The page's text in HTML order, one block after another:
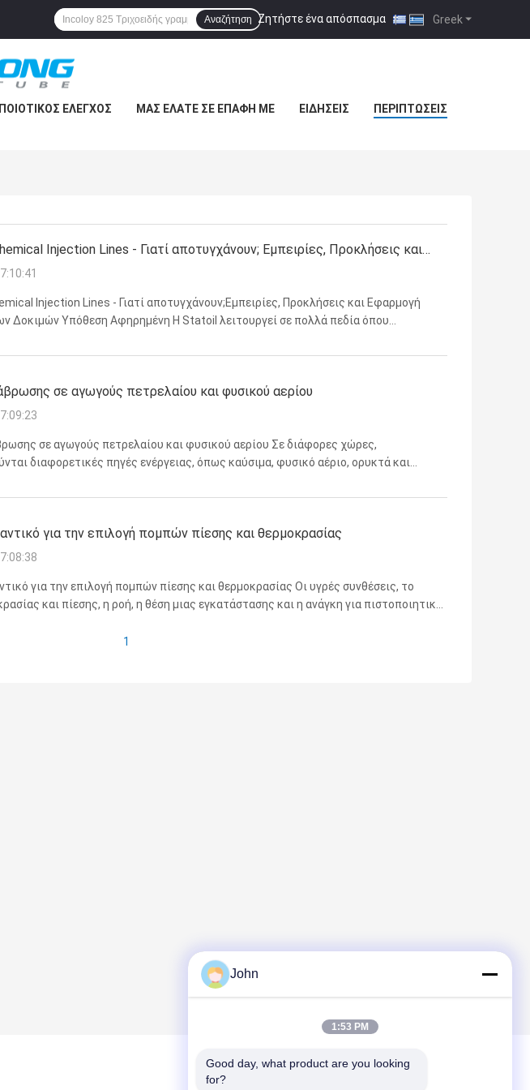
Greek
Ζητήστε ένα απόσπασμα |
Αναζήτηση
ΠΟΙΟΤΙΚΌΣ ΈΛΕΓΧΟΣ ΜΑΣ ΕΛΆΤΕ ΣΕ ΕΠΑΦΉ ΜΕ ΕΙΔΉΣΕΙΣ ΠΕΡΙΠΤΏΣΕΙΣ
Injection Lines - Γιατί αποτυγχάνουν; Εμπειρίες, Προκλήσεις και
Μεθόδων Δοκιμών
Injection Lines - Γιατί αποτυγχάνουν;Εμπειρίες, Προκλήσεις και Εφαρμογή
Δοκιμών Υπόθεση Αφηρημένη Η Statoil λειτουργεί σε πολλά πεδία όπου
της βαλβίδας ασφαλείας από ...
σε αγωγούς πετρελαίου και φυσικού αερίου
σε αγωγούς πετρελαίου και φυσικού αερίου Σε διάφορες χώρες,
διαφορετικές πηγές ενέργειας, όπως καύσιμα, φυσικό αέριο, ορυκτά και
την υποστήριξη της ζωής στις Ηνωμένες ...
για την επιλογή πομπών πίεσης και θερμοκρασίας
για την επιλογή πομπών πίεσης και θερμοκρασίας Οι υγρές συνθέσεις, το
και πίεσης, η ροή, η θέση μιας εγκατάστασης και η ανάγκη για πιστοποιητικά
συχνά σε υπεράκτιε...
1
John
1:53 PM
Good day, what product are you looking
for?